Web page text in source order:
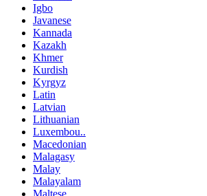
Igbo
Javanese
Kannada
Kazakh
Khmer
Kurdish
Kyrgyz
Latin
Latvian
Lithuanian
Luxembou..
Macedonian
Malagasy
Malay
Malayalam